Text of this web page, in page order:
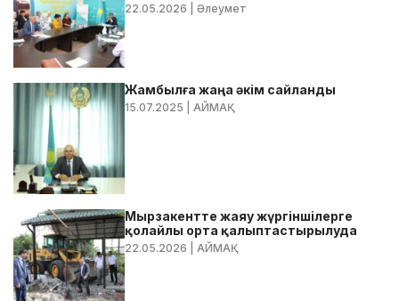
22.05.2026 | Әлеумет
Жамбылға жаңа әкім сайланды
15.07.2025 | АЙМАҚ
Мырзакентте жаяу жүргіншілерге
қолайлы орта қалыптастырылуда
22.05.2026 | АЙМАҚ